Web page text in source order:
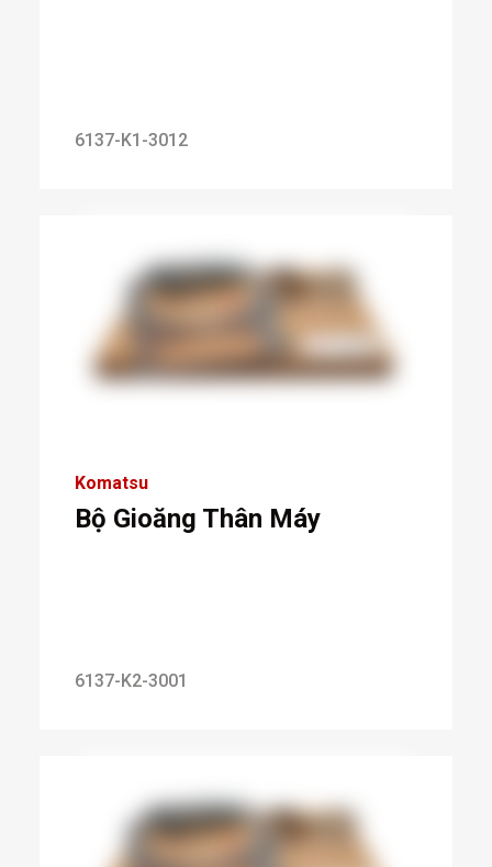
6137-K1-3012
Komatsu
Bộ Gioăng Thân Máy
6137-K2-3001